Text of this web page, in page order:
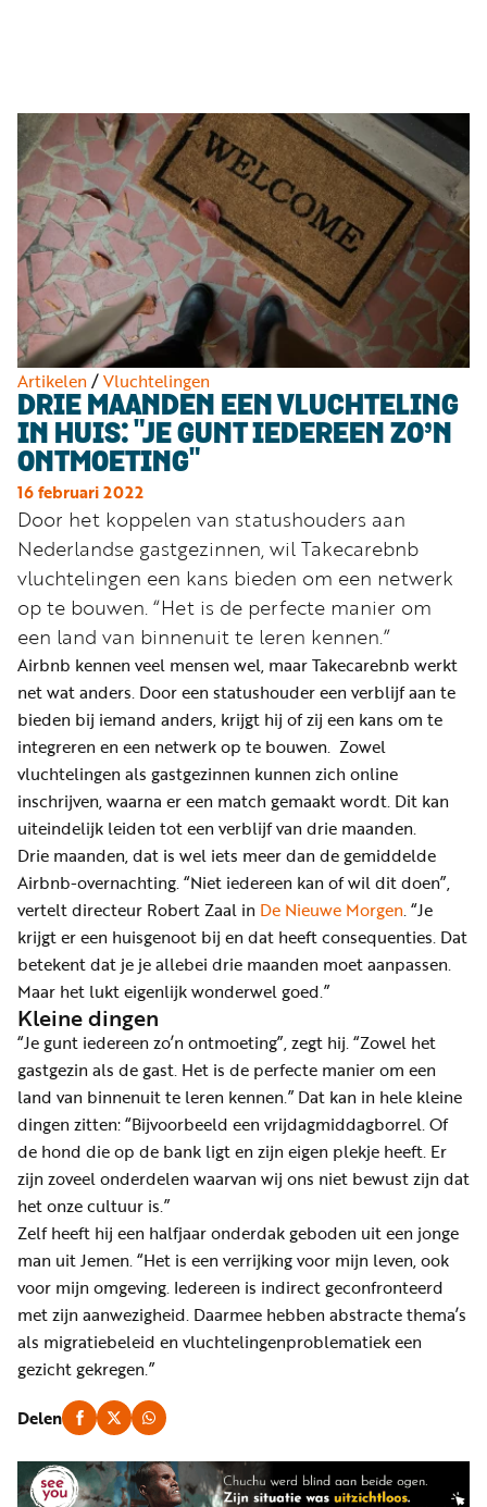
Artikelen/Vluchtelingen
DRIE MAANDEN EEN VLUCHTELING
IN HUIS: "JE GUNT IEDEREEN ZO’N
ONTMOETING"
16 februari 2022
Door het koppelen van statushouders aan
Nederlandse gastgezinnen, wil Takecarebnb
vluchtelingen een kans bieden om een netwerk
op te bouwen. “Het is de perfecte manier om
een land van binnenuit te leren kennen.”
Airbnb kennen veel mensen wel, maar Takecarebnb werkt
net wat anders. Door een statushouder een verblijf aan te
bieden bij iemand anders, krijgt hij of zij een kans om te
integreren en een netwerk op te bouwen. Zowel
vluchtelingen als gastgezinnen kunnen zich online
inschrijven, waarna er een match gemaakt wordt. Dit kan
uiteindelijk leiden tot een verblijf van drie maanden.
Drie maanden, dat is wel iets meer dan de gemiddelde
Airbnb-overnachting. “Niet iedereen kan of wil dit doen”,
vertelt directeur Robert Zaal in De Nieuwe Morgen. “Je
krijgt er een huisgenoot bij en dat heeft consequenties. Dat
betekent dat je je allebei drie maanden moet aanpassen.
Maar het lukt eigenlijk wonderwel goed.”
Kleine dingen
“Je gunt iedereen zo’n ontmoeting”, zegt hij. “Zowel het
gastgezin als de gast. Het is de perfecte manier om een
land van binnenuit te leren kennen.” Dat kan in hele kleine
dingen zitten: “Bijvoorbeeld een vrijdagmiddagborrel. Of
de hond die op de bank ligt en zijn eigen plekje heeft. Er
zijn zoveel onderdelen waarvan wij ons niet bewust zijn dat
het onze cultuur is.”
Zelf heeft hij een halfjaar onderdak geboden uit een jonge
man uit Jemen. “Het is een verrijking voor mijn leven, ook
voor mijn omgeving. Iedereen is indirect geconfronteerd
met zijn aanwezigheid. Daarmee hebben abstracte thema’s
als migratiebeleid en vluchtelingenproblematiek een
gezicht gekregen.”
Delen
Podcasts
Muziek
Artikelen
Kanalen
Steun
onze
missie
Info
Word
nu
vriend
Businessclub
Adverteren
Winkel
Privacy
reglement
Algemene
voorwaarden